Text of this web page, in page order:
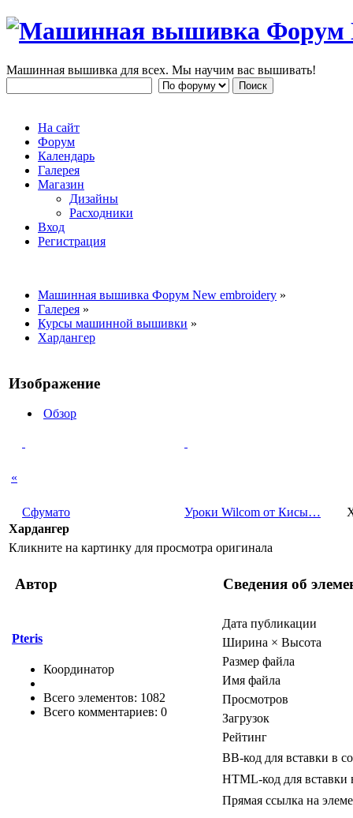
Машинная вышивка для всех. Мы научим вас вышивать!
На сайт
Форум
Календарь
Галерея
Магазин
Дизайны
Расходники
Вход
Регистрация
Машинная вышивка Форум New embroidery »
Галерея »
Курсы машинной вышивки »
Хардангер
Изображение
Обзор
«
Сфумато Уроки Wilcom от Кисы…
Хардангер
Кликните на картинку для просмотра оригинала
Автор Сведения об
Pteris
Координатор
Всего элементов: 1082
Всего комментариев: 0
Дата публикации
Ширина × Высота
Размер файла
Имя файла
Просмотров
Загрузок
Рейтинг
BB-код для вставки в
HTML-код для вставки
Прямая ссылка на